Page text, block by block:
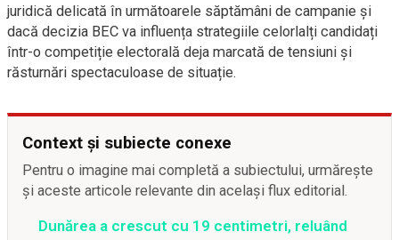
juridică delicată în următoarele săptămâni de campanie și
dacă decizia BEC va influența strategiile celorlalți candidați
într-o competiție electorală deja marcată de tensiuni și
răsturnări spectaculoase de situație.
Context și subiecte conexe
Pentru o imagine mai completă a subiectului, urmărește
și aceste articole relevante din același flux editorial.
Dunărea a crescut cu 19 centimetri, reluând